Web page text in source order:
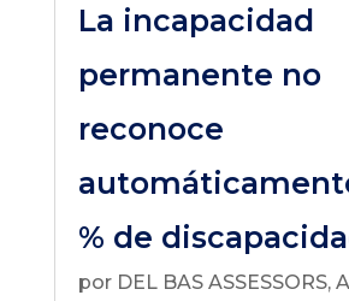
La incapacidad
permanente no
reconoce
% de
por DEL BAS ASSESSORS,